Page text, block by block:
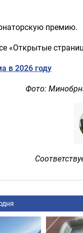
премию.
«Открытые
в 2026 году
Фото: